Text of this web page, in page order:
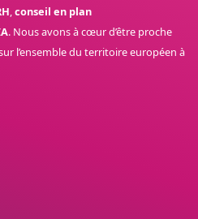
,conseil en plan
. Nous avons à cœur d’être proche
l’ensemble du territoire européen à